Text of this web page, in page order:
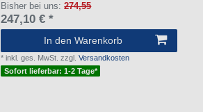
Bisher bei uns:274,55
247,10 € *
In den Warenkorb
*inkl. ges. MwSt. zzgl.Versandkosten
Sofort lieferbar: 1-2 Tage*